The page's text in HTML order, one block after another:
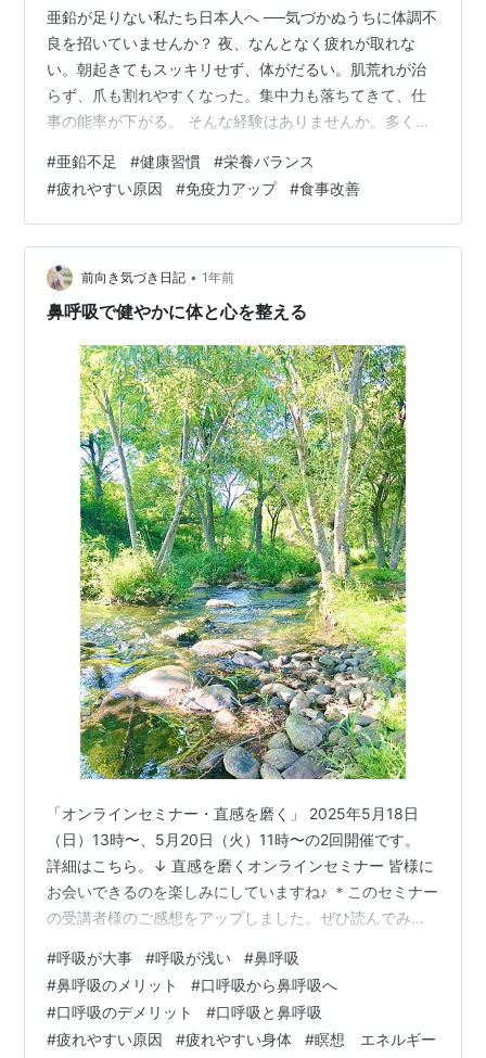
亜鉛が足りない私たち日本人へ ──気づかぬうちに体調不
良を招いていませんか？ 夜、なんとなく疲れが取れな
い。朝起きてもスッキリせず、体がだるい。肌荒れが治
らず、爪も割れやすくなった。集中力も落ちてきて、仕
事の能率が下がる。 そんな経験はありませんか。多くの
それは単なる老化ではなく、亜鉛不足という栄養のサイ
ンかもしれません。 日本人に多い「見えない不足」 日本
人の食生活を調べた統計があります。成人男性の亜鉛摂
取推奨量は11mg。ところが、実際の平均はおよそ8mg。
女性はさらに少なく、推奨量8mgに届かない人がほとん
どです。つまり、国民全体で慢性…
#亜鉛不足 #健康習慣 #栄養バランス
#疲れやすい原因 #免疫力アップ #食事改善
前向き気づき日記 • 1年前
鼻呼吸で健やかに体と心を整える
「オンラインセミナー・直感を磨く」 2025年5月18日
（日）13時〜、5月20日（火）11時〜の2回開催です。
詳細はこちら。↓ 直感を磨くオンラインセミナー 皆様に
お会いできるのを楽しみにしていますね♪ ＊このセミナー
の受講者様のご感想をアップしました。ぜひ読んでみて
き日記 今日は、先日の東京滞在の予定変更になったお話
から、 日頃の通勤や職場、家での 体や呼吸を健やかに整
える ちょっとしたコツをご紹介します。 口呼吸になって
いると、 疲れが溜まりやすく、 人の発する想念や疲れな
#呼吸が大事 #呼吸が浅い #鼻呼吸
#鼻呼吸のメリット #口呼吸から鼻呼吸へ
#口呼吸のデメリット #口呼吸と鼻呼吸
#疲れやすい原因 #疲れやすい身体 #瞑想 エネルギー